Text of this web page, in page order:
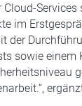
im
der
sowie